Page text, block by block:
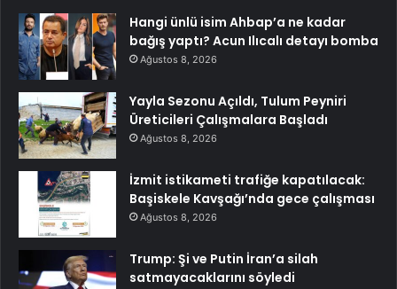
Hangi ünlü isim Ahbap’a ne kadar
bağış yaptı? Acun Ilıcalı detayı bomba
Ağustos 8, 2026
Yayla Sezonu Açıldı, Tulum Peyniri
Üreticileri Çalışmalara Başladı
Ağustos 8, 2026
İzmit istikameti trafiğe kapatılacak:
Başiskele Kavşağı’nda gece çalışması
Ağustos 8, 2026
Trump: Şi ve Putin İran’a silah
satmayacaklarını söyledi